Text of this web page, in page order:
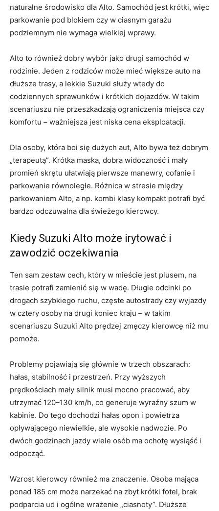
naturalne środowisko dla Alto. Samochód jest krótki, więc
parkowanie pod blokiem czy w ciasnym garażu
podziemnym nie wymaga wielkiej wprawy.
Alto to również dobry wybór jako drugi samochód w
rodzinie. Jeden z rodziców może mieć większe auto na
dłuższe trasy, a lekkie Suzuki służy wtedy do
codziennych sprawunków i krótkich dojazdów. W takim
scenariuszu nie przeszkadzają ograniczenia miejsca czy
komfortu – ważniejsza jest niska cena eksploatacji.
Dla osoby, która boi się dużych aut, Alto bywa też dobrym
„terapeutą”. Krótka maska, dobra widoczność i mały
promień skrętu ułatwiają pierwsze manewry, cofanie i
parkowanie równoległe. Różnica w stresie między
parkowaniem Alto, a np. kombi klasy kompakt potrafi być
bardzo odczuwalna dla świeżego kierowcy.
Kiedy Suzuki Alto może irytować i
zawodzić oczekiwania
Ten sam zestaw cech, który w mieście jest plusem, na
trasie potrafi zamienić się w wadę. Długie odcinki po
drogach szybkiego ruchu, częste autostrady czy wyjazdy
w cztery osoby na drugi koniec kraju – w takim
scenariuszu Suzuki Alto prędzej zmęczy kierowcę niż mu
pomoże.
Problemy pojawiają się głównie w trzech obszarach:
hałas, stabilność i przestrzeń. Przy wyższych
prędkościach mały silnik musi mocno pracować, aby
utrzymać 120–130 km/h, co generuje wyraźny szum w
kabinie. Do tego dochodzi hałas opon i powietrza
opływającego niewielkie, ale wysokie nadwozie. Po
dwóch godzinach jazdy wiele osób ma ochotę wysiąść i
odpocząć.
Wzrost kierowcy również ma znaczenie. Osoba mająca
ponad 185 cm może narzekać na zbyt krótki fotel, brak
podparcia ud i ogólne wrażenie „ciasnoty”. Dłuższe